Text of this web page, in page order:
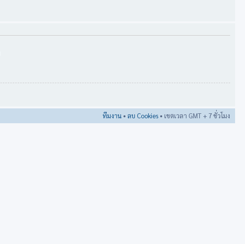
ทีมงาน • ลบ Cookies • เขตเวลา GMT + 7 ชั่วโมง